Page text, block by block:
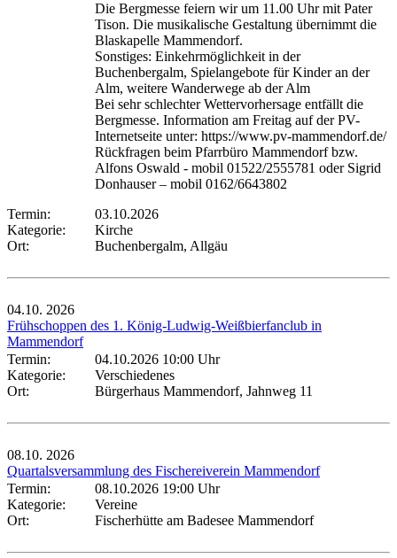
Die Bergmesse feiern wir um 11.00 Uhr mit Pater
Tison. Die musikalische Gestaltung übernimmt die
Blaskapelle Mammendorf.
Sonstiges: Einkehrmöglichkeit in der
Buchenbergalm, Spielangebote für Kinder an der
Alm, weitere Wanderwege ab der Alm
Bei sehr schlechter Wettervorhersage entfällt die
Bergmesse. Information am Freitag auf der PV-
Internetseite unter: https://www.pv-mammendorf.de/
Rückfragen beim Pfarrbüro Mammendorf bzw.
Alfons Oswald - mobil 01522/2555781 oder Sigrid
Donhauser – mobil 0162/6643802
Termin:
03.10.2026
Kategorie:
Kirche
Ort:
Buchenbergalm, Allgäu
04.10. 2026
Frühschoppen des 1. König-Ludwig-Weißbierfanclub in
Mammendorf
Termin:
04.10.2026 10:00 Uhr
Kategorie:
Verschiedenes
Ort:
Bürgerhaus Mammendorf, Jahnweg 11
08.10. 2026
Quartalsversammlung des Fischereiverein Mammendorf
Termin:
08.10.2026 19:00 Uhr
Kategorie:
Vereine
Ort:
Fischerhütte am Badesee Mammendorf